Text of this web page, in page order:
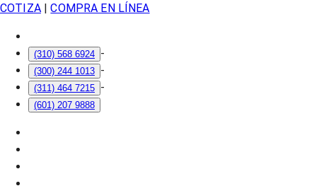
COTIZA| COMPRA EN LÍNEA
(310) 568 6924 -
(300) 244 1013 -
(311) 464 7215 -
(601) 207 9888